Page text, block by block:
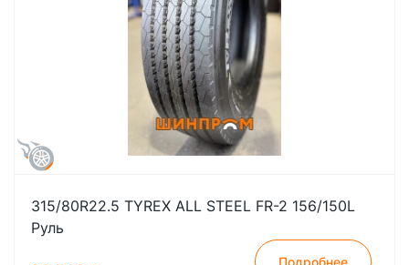
315/80R22.5 TYREX ALL STEEL FR-2 156/150L
Руль